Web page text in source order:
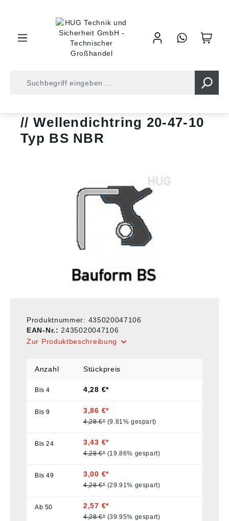
Wellendichtring 20-47-10
Typ BS NBR
Produktnummer: 435020047106
EAN-Nr.: 2435020047106
Zur Produktbeschreibung
Anzahl Stückpreis
Bis4 4,28 €*
Bis9 3,86 €*
4,28 €* (9.81% gespart)
Bis24 3,43 €*
4,28 €* (19.86% gespart)
Bis49 3,00 €*
4,28 €* (29.91% gespart)
Ab 50 2,57 €*
4,28 €* (39.95% gespart)